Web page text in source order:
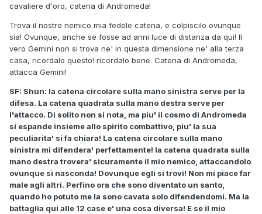
cavaliere d'oro, catena di Andromeda!
Trova il nostro nemico mia fedele catena, e colpiscilo ovunque
sia! Ovunque, anche se fosse ad anni luce di distanza da qui! Il
vero Gemini non si trova ne' in questa dimensione ne' alla terza
casa, ricordalo questo! ricordalo bene. Catena di Andromeda,
attacca Gemini!
SF: Shun: la catena circolare sulla mano sinistra serve per la
difesa. La catena quadrata sulla mano destra serve per
l'attacco. Di solito non si nota, ma piu' il cosmo di Andromeda
si espande insieme allo spirito combattivo, piu' la sua
peculiarita' si fa chiara! La catena circolare sulla mano
sinistra mi difendera' perfettamente! la catena quadrata sulla
mano destra trovera' sicuramente il mio nemico, attaccandolo
ovunque si nasconda! Dovunque egli si trovi! Non mi piace far
male agli altri. Perfino ora che sono diventato un santo,
quando ho potuto me la sono cavata solo difendendomi. Ma la
battaglia qui alle 12 case e' una cosa diversa! E se il mio